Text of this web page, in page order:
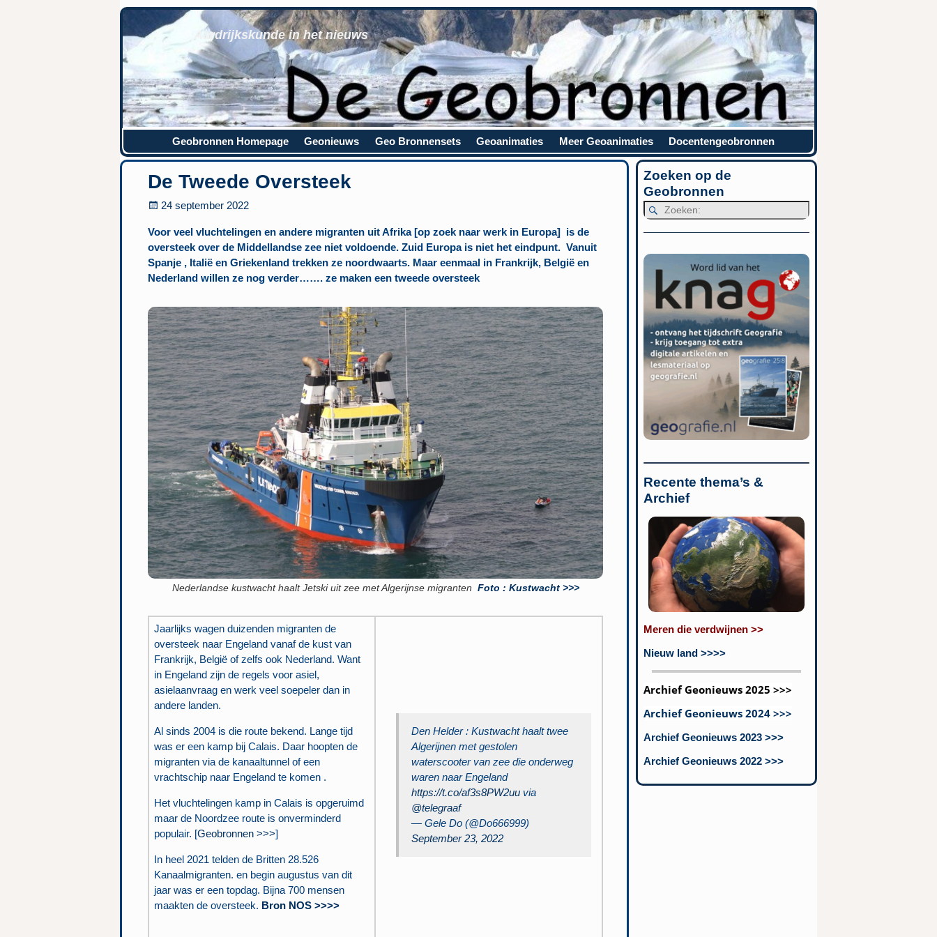
Aardrijkskunde in het nieuws
Geobronnen Homepage Geonieuws Geo Bronnensets Geoanimaties Meer Geoanimaties Docentengeobronnen
De Tweede Oversteek
24 september 2022
Voor veel vluchtelingen en andere migranten uit Afrika [op zoek naar werk in Europa] is de
oversteek over de Middellandse zee niet voldoende. Zuid Europa is niet het eindpunt. Vanuit
Spanje , Italië en Griekenland trekken ze noordwaarts. Maar eenmaal in Frankrijk, België en
Nederland willen ze nog verder……. ze maken een tweede oversteek
Nederlandse kustwacht haalt Jetski uit zee met Algerijnse migranten Foto : Kustwacht >>>
Jaarlijks wagen duizenden migranten de
oversteek naar Engeland vanaf de kust van
Frankrijk, België of zelfs ook Nederland. Want
in Engeland zijn de regels voor asiel,
asielaanvraag en werk veel soepeler dan in
andere landen.
Al sinds 2004 is die route bekend. Lange tijd
was er een kamp bij Calais. Daar hoopten de
migranten via de kanaaltunnel of een
vrachtschip naar Engeland te komen .
Het vluchtelingen kamp in Calais is opgeruimd
maar de Noordzee route is onverminderd
populair. [Geobronnen >>>]
In heel 2021 telden de Britten 28.526
Kanaalmigranten. en begin augustus van dit
jaar was er een topdag. Bijna 700 mensen
maakten de oversteek. Bron NOS >>>>
Den Helder : Kustwacht haalt twee
Algerijnen met gestolen
waterscooter van zee die onderweg
waren naar Engeland
https://t.co/af3s8PW2uu via
@telegraaf
— Gele Do (@Do666999)
September 23, 2022
Zoeken op de
Geobronnen
Recente thema’s &
Archief
Meren die verdwijnen >>
Nieuw land >>>>
Archief Geonieuws 2025 >>>
Archief Geonieuws 2024 >>>
Archief Geonieuws 2023 >>>
Archief Geonieuws 2022 >>>